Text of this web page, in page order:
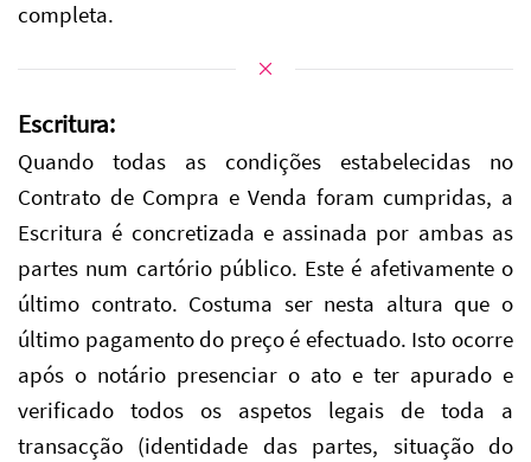
completa.
Escritura:
Quando todas as condições estabelecidas no
Contrato de Compra e Venda foram cumpridas, a
Escritura é concretizada e assinada por ambas as
partes num cartório público. Este é afetivamente o
último contrato. Costuma ser nesta altura que o
último pagamento do preço é efectuado. Isto ocorre
após o notário presenciar o ato e ter apurado e
verificado todos os aspetos legais de toda a
transacção (identidade das partes, situação do